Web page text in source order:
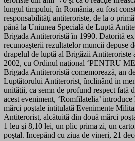
lungul timpului, în România, au fost
responsabilităţi antiteroriste, de la o
până la Uniunea Specială de Luptă
Brigada Antiteroristă în 1990. Datorită
recunoaşterii rezultatelor muncii depuse
drapelul de luptă al Brigăzii Antiteroriste
2002, cu Ordinul naţional ‘PENTRU
Brigada Antiteroristă comemorează, an
Luptătorului Antiterorist, înclinând in
unităţii, ca semn de profund respect faţă
acest eveniment, ‘Romfilatelia’
mărci poştale intitulată Evenimente
Antiterorist, alcătuită din două mărci
1 leu şi 8,10 lei, un plic prima zi, un
poştal. Incepând cu ziua de vineri, 21